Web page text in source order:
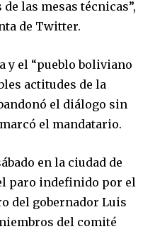
las mesas técnicas”,
de Twitter.
y el “pueblo boliviano
actitudes de la
el diálogo sin
el mandatario.
en la ciudad de
paro indefinido por el
del gobernador Luis
del comité